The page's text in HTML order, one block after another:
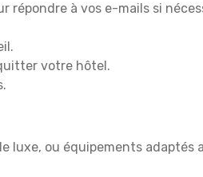
répondre à vos e-mails si
votre hôtel.
luxe, ou équipements